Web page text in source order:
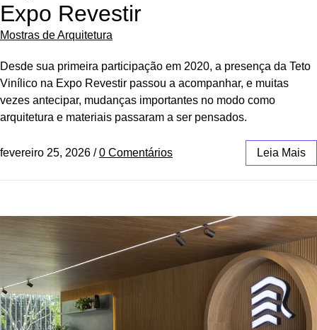
Expo Revestir
Mostras de Arquitetura
Desde sua primeira participação em 2020, a presença da Teto
Vinílico na Expo Revestir passou a acompanhar, e muitas
vezes antecipar, mudanças importantes no modo como
arquitetura e materiais passaram a ser pensados.
fevereiro 25, 2026 / 0 Comentários Leia Mais